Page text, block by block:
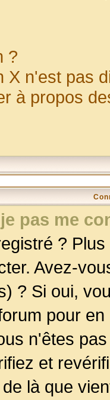
?
X n'est pas
à propos
pas me
?
Avez-
? Si oui,
pour
n'êtes
et
là que